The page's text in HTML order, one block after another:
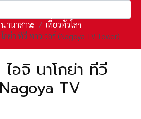
นานาสาระ
เที่ยวทั่วโลก
ย่า ทีวี ทาวเวอร์ (Nagoya TV Tower)
อจิ นาโกย่า ทีวี
TV